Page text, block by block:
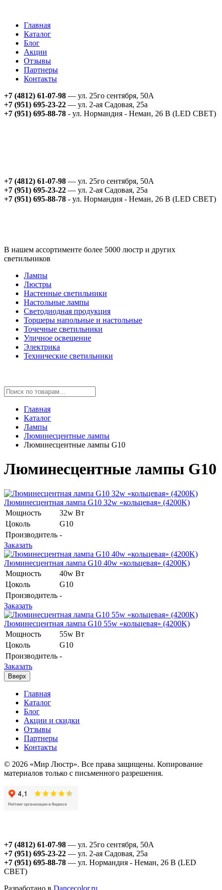
Главная
Каталог
Блог
Акции
Отзывы
Партнеры
Контакты
+7 (4812) 61-07-98 — ул. 25го сентября, 50А
+7 (951) 695-23-22 — ул. 2-ая Садовая, 25а
+7 (951) 695-88-78 - ул. Нормандия - Неман, 26 В (LED СВЕТ)
+7 (4812) 61-07-98 — ул. 25го сентября, 50А
+7 (951) 695-23-22 — ул. 2-ая Садовая, 25а
+7 (951) 695-88-78 - ул. Нормандия - Неман, 26 В (LED СВЕТ)
В нашем ассортименте более 5000 люстр и других
светильников
Лампы
Люстры
Настенные светильники
Настольные лампы
Светодиодная продукция
Торшеры напольные и настольные
Точечные светильники
Уличное освещение
Электрика
Технические светильники
Главная
Каталог
Лампы
Люминесцентные лампы
Люминесцентные лампы G10
Люминесцентные лампы G10
Люминесцентная лампа G10 32w «кольцевая» (4200K)
Мощность
32w Вт
Цоколь
G10
Производитель -
Заказать
Люминесцентная лампа G10 40w «кольцевая» (4200K)
Мощность
40w Вт
Цоколь
G10
Производитель -
Заказать
Люминесцентная лампа G10 55w «кольцевая» (4200K)
Мощность
55w Вт
Цоколь
G10
Производитель -
Заказать
Вверх
Главная
Каталог
Блог
Акции и скидки
Отзывы
Партнеры
Контакты
© 2026 «Мир Люстр». Все права защищены. Копирование
материалов только с письменного разрешения.
+7 (4812) 61-07-98 — ул. 25го сентября, 50А
+7 (951) 695-23-22 — ул. 2-ая Садовая, 25а
+7 (951) 695-88-78 — ул. Нормандия - Неман, 26 В (LED
СВЕТ)
Разработано в Dancecolor.ru